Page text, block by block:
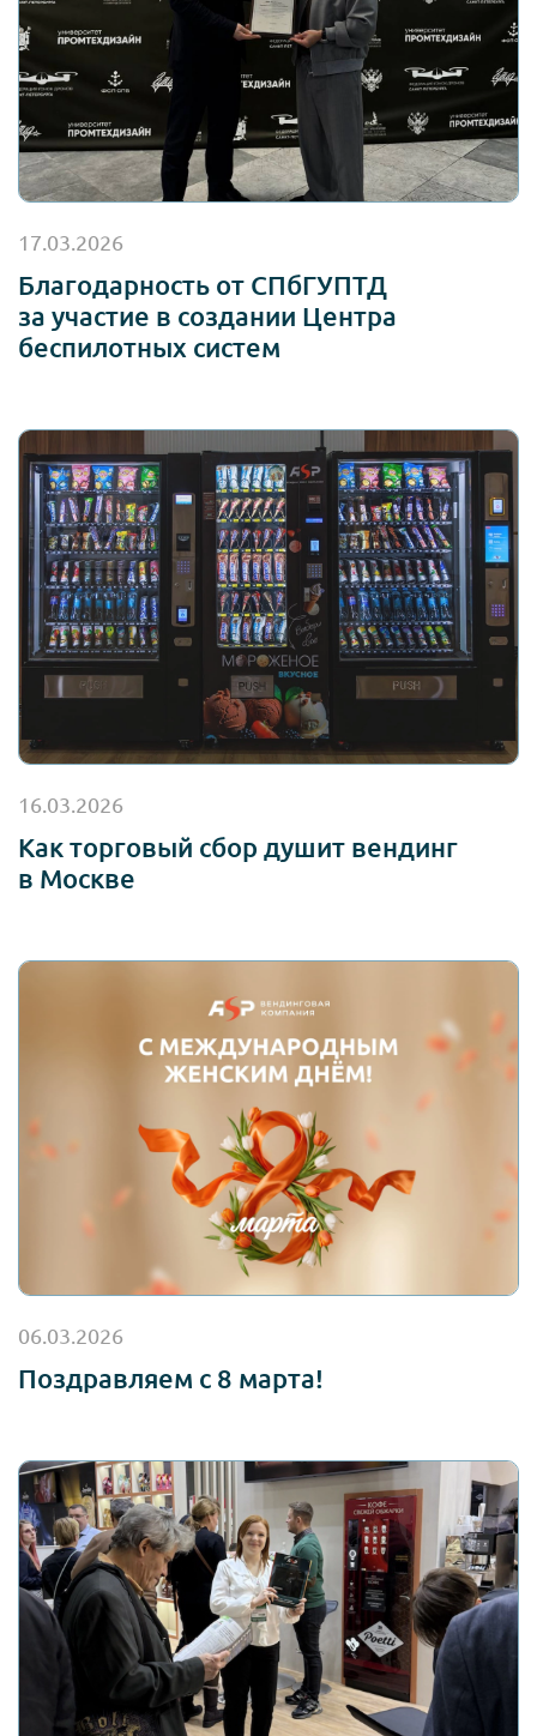
17.03.2026
Благодарность от СПбГУПТД
за участие в создании Центра
беспилотных систем
16.03.2026
Как торговый сбор душит вендинг
в Москве
06.03.2026
Поздравляем с 8 марта!